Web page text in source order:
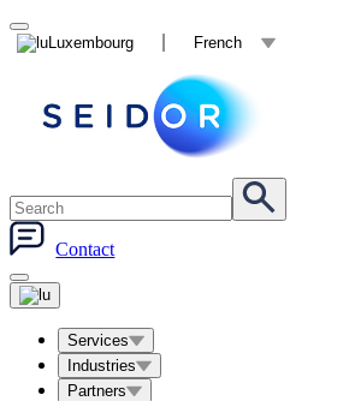
Luxembourg French
Contact
Services
Industries
Partners